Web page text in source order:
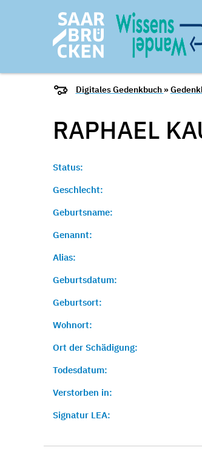
Digitales Gedenkbuch »
RAPHAEL
Status:
Geschlecht:
Geburtsname:
Genannt:
Alias:
Geburtsdatum:
Geburtsort:
Wohnort:
Ort der Schädigung:
Todesdatum:
Verstorben in:
Signatur LEA: